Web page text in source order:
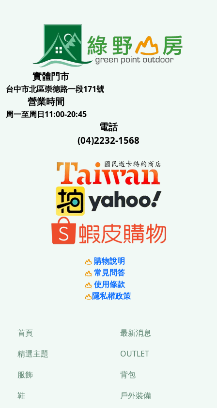
實體門市
台中市北區崇德路一段171號
營業時間
周一至周日11:00-20:45
電話
(04)2232-1568
購物說明
常見問答
使用條款
隱私權政策
首頁
最新消息
精選主題
OUTLET
服飾
背包
鞋
戶外裝備